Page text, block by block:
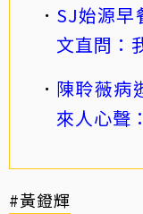
SJ始源早
文直問：
陳聆薇病
來人心聲
#黃鐙輝